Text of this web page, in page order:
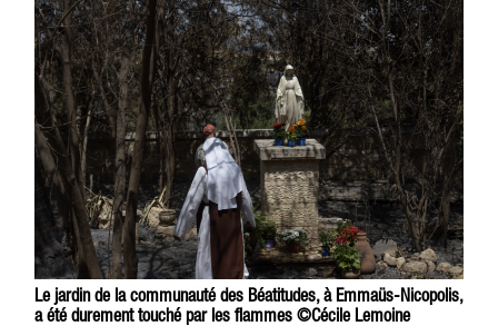
Le jardin de la communauté des Béatitudes, à Emmaüs-Nicopolis,
a été durement touché par les flammes ©Cécile Lemoine